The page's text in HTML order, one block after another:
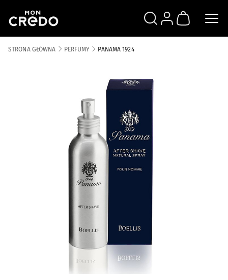
SZUKAJZALOGUJ SIĘ
KOSZYK
STRONA GŁÓWNA PERFUMY PANAMA 1924